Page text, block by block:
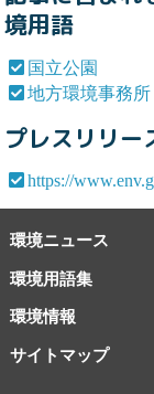
境用語
国立公園
地方環境事務所
プレスリリー
https://
環境ニュース
環境用語集
環境情報
サイトマップ